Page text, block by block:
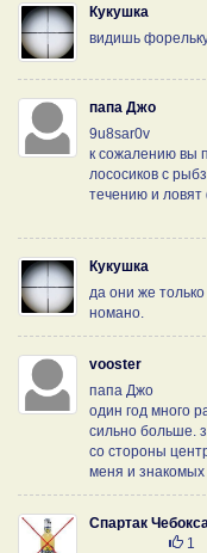
Кукушка
видишь
папа Джо
9u8sar0v
к сожалению вы
лососиков с
течению и ловят
Кукушка
да они же
номано.
vooster
папа Джо
один год много
сильно больше.
со стороны
меня и
Спартак
1